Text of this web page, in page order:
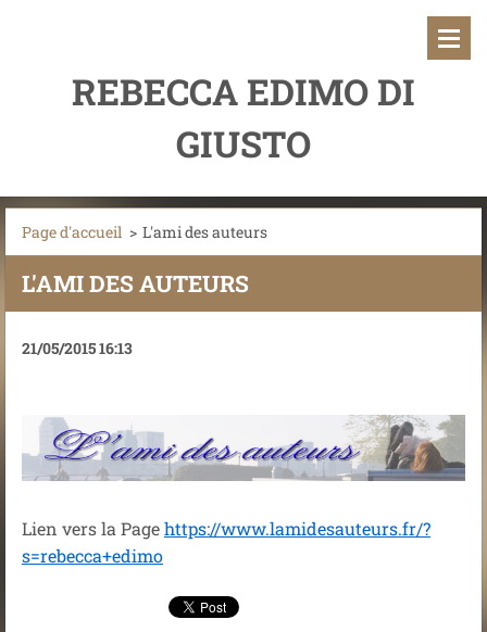
REBECCA EDIMO DI
GIUSTO
Page d'accueil > L'ami des auteurs
L'AMI DES AUTEURS
21/05/2015 16:13
Lien vers la Pagehttps://www.lamidesauteurs.fr/?
s=rebecca+edimo